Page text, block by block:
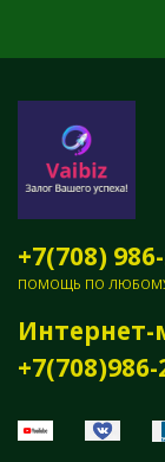
+7(708)
ПОМОЩЬ ПО ЛЮБОМУ
Интернет-
+7(708)986-